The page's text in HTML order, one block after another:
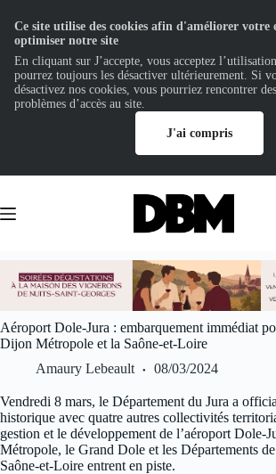
contenu
Aéroport Dole-Jura : embarquement immédiat
Dijon Métropole et la Saône-et-Loire
Amaury Lebeault
08/03/2024
Vendredi 8 mars, le Département du Jura a
historique avec quatre autres collectivités
gestion et le développement de l’aéroport Dole-
Métropole, le Grand Dole et les Départements
Saône-et-Loire entrent en piste.
Ce site utilise des cookies afin d'améliorer votre
optimiser notre site
En cliquant sur J’accepte, vous acceptez
pourrez toujours les désactiver ultérieurement. Si
désactivez nos cookies, vous pourriez rencontrer
problèmes d’accès au site.
J'ai compris